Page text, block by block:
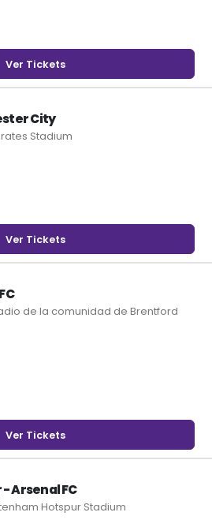
Ver Tickets
City
Stadium
Ver Tickets
de la comunidad de Brentford
Ver Tickets
Arsenal FC
Hotspur Stadium